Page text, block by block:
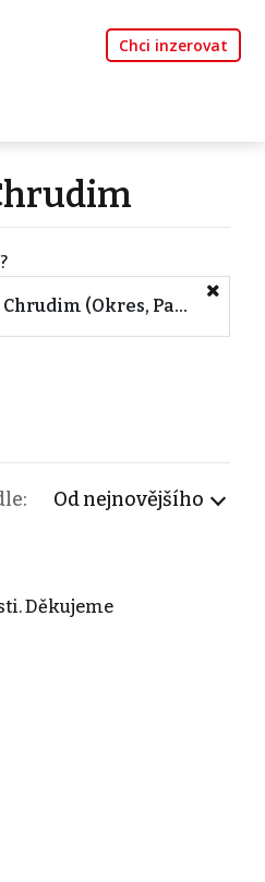
Chci inzerovat
Chrudim (Okres, Pardubický kraj)
Od nejnovějšího
Děkujeme